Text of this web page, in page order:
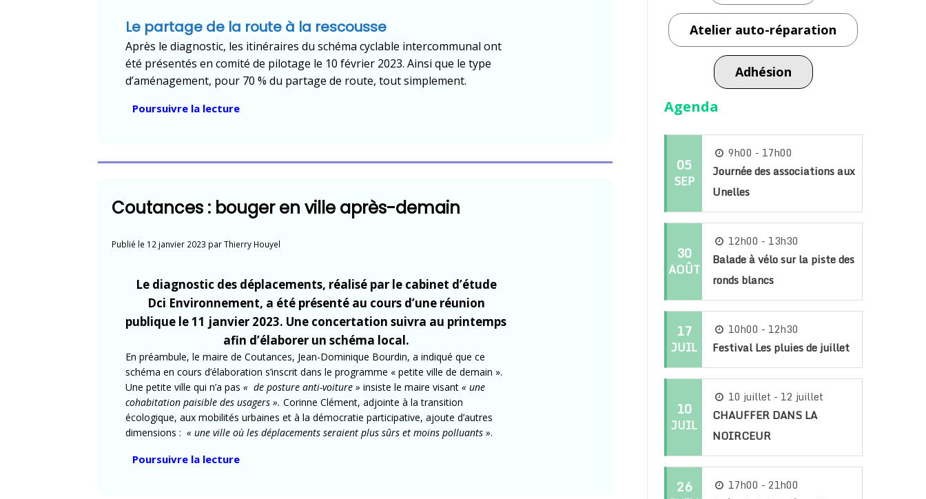
Le partage de la route à la rescousse
Après le diagnostic, les itinéraires du schéma cyclable intercommunal ont
été présentés en comité de pilotage le 10 février 2023. Ainsi que le type
d’aménagement, pour 70 % du partage de route, tout simplement.
Poursuivre la lecture« Schéma
Coutances : bouger en ville après-demain
Publié le 12 janvier 2023 parThierry Houyel
Le diagnostic des déplacements, réalisé par le cabinet d’étude
Dci Environnement, a été présenté au cours d’une réunion
publique le 11 janvier 2023. Une concertation suivra au printemps
afin d’élaborer un schéma local.
En préambule, le maire de Coutances, Jean-Dominique Bourdin, a indiqué que ce
schéma en cours d’élaboration s’inscrit dans le programme « petite ville de demain ».
Une petite ville qui n’a pas « de posture anti-voiture » insiste le maire visant « une
cohabitation paisible des usagers ». Corinne Clément, adjointe à la transition
écologique, aux mobilités urbaines et à la démocratie participative, ajoute d’autres
dimensions : « une ville où les déplacements seraient plus sûrs et moins polluants ».
Poursuivre la lecture« Coutances
Atelier auto-réparation
Adhésion
Agenda
05
SEP
9h00 - 17h00
Journée des associations aux
Unelles
30
AOÛT
12h00 - 13h30
Balade à vélo sur la piste des
ronds blancs
17
JUIL
10h00 - 12h30
Festival Les pluies de juillet
10
JUIL
10 juillet - 12 juillet
CHAUFFER DANS LA
NOIRCEUR
26 17h00 - 21h00